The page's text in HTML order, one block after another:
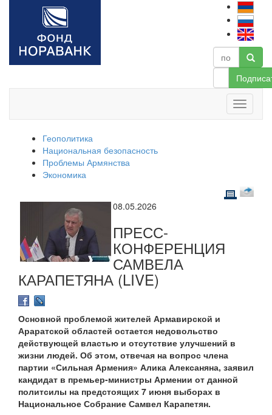
Геополитика
Национальная безопасность
Проблемы Армянства
Экономика
08.05.2026
ПРЕСС-
КОНФЕРЕНЦИЯ
САМВЕЛА
КАРАПЕТЯНА (LIVE)
Основной проблемой жителей Армавирской и
Араратской областей остается недовольство
действующей властью и отсутствие улучшений в
жизни людей. Об этом, отвечая на вопрос члена
партии «Сильная Армения» Алика Алексаняна, заявил
кандидат в премьер-министры Армении от данной
политсилы на предстоящих 7 июня выборах в
Национальное Собрание Самвел Карапетян.